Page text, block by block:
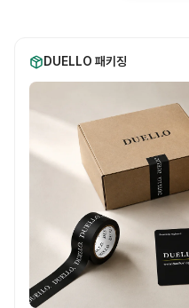
DUELLO 패키징